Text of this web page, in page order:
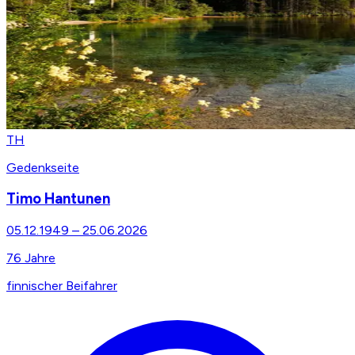
TH
Gedenkseite
Timo Hantunen
05.12.1949 – 25.06.2026
76 Jahre
finnischer Beifahrer